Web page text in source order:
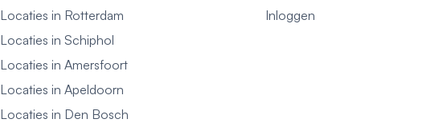
Locaties in Rotterdam
Locaties in Schiphol
Locaties in Amersfoort
Locaties in Apeldoorn
Locaties in Den Bosch
Inloggen